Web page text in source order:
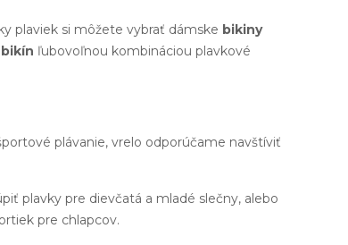
plaviek si môžete vybrať dámske bikiny
ľubovoľnou kombináciou plavkové
plávanie, vrelo odporúčame navštíviť
plavky pre dievčatá a mladé slečny, alebo
pre chlapcov.